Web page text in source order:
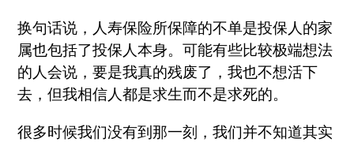
换句话说，人寿保险所保障的不单是投保人的家
属也包括了投保人本身。可能有些比较极端想法
的人会说，要是我真的残废了，我也不想活下
去，但我相信人都是求生而不是求死的。
很多时候我们没有到那一刻，我们并不知道其实